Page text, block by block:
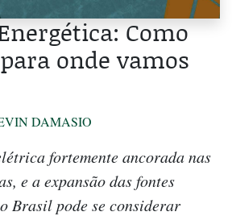
Como
onde vamos
DAMASIO
fortemente ancorada nas
e a expansão das fontes
Brasil pode se considerar